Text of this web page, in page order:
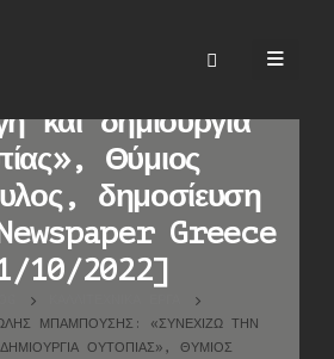
Μανώλης
«Συνεχίζω την
και δημιουργία
Θύμιος
δημοσίευση
Greece
10/2022]
ΜΠΑΜΠΟΎΣΗΣ: «ΣΥΝΕΧΊΖΩ ΤΗΝ
ΟΥΤΟΠΊΑΣ», ΘΎΜΙΟΣ